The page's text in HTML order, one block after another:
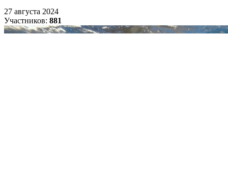
27 августа 2024
Участников: 881